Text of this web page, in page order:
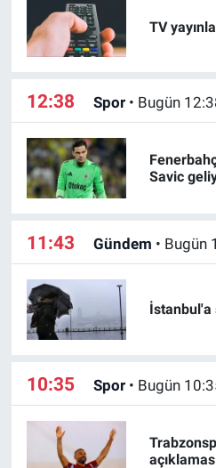
TV
12:38 Spor• Bugün
Savic
11:43 Gündem • Bugün
İstanbul'a
10:35 Spor• Bugün
Sağlık
Teknoloji
Ramazan